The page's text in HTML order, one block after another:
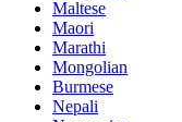
Maltese
Maori
Marathi
Mongolian
Burmese
Nepali